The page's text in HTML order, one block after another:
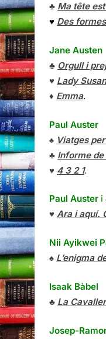
♣ Ma tête
♥ Des
Jane Austen
♣ Orgull i
♥ Lady Susan
♦ Emma.
Paul Auster
♠ Viatges
♣ Informe de
♥ 4 3 2 1.
Paul Auster i
♥ Ara i aquí.
Nii Ayikwei
♠ L’enigma
Isaak Bàbel
♣ La
Josep-